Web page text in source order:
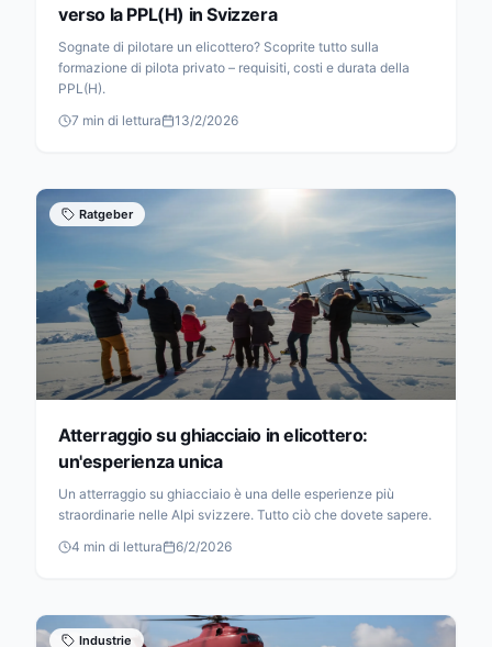
verso la PPL(H) in Svizzera
Sognate di pilotare un elicottero? Scoprite tutto sulla
formazione di pilota privato – requisiti, costi e durata della
PPL(H).
7 min di lettura 13/2/2026
Ratgeber
Atterraggio su ghiacciaio in elicottero:
un'esperienza unica
Un atterraggio su ghiacciaio è una delle esperienze più
straordinarie nelle Alpi svizzere. Tutto ciò che dovete sapere.
4 min di lettura 6/2/2026
Industrie